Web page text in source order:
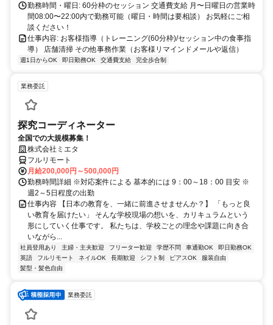
勤務時間・曜日: 60分枠のセッション 交通費支給 月〜日曜日の営業時
間08:00〜22:00内で勤務可能（曜日・時間は要相談） お気軽にご相
談ください！
仕事内容: お客様指導（トレーニング(60分枠)/セッション中の食事指
導） 店舗清掃 その他事務作業（お客様リマインドメールや返信）
週1日からOK 即日勤務OK 交通費支給 完全歩合制
業務委託
探究コーディネーター
全国での大規模募集！
株式会社ミエタ
フルリモート
月給200,000円～500,000円
勤務時間詳細 ※対応案件による 基本的には 9：00～18：00 目安 ※
週2～5日程度の出勤
仕事内容 【日本の教育を、一緒に前進させませんか？】 「もっと良
い教育を届けたい」 そんな学校現場の想いを、カリキュラムという
形にしていく仕事です。 私たちは、学校ごとの理念や課題に向き合
いながら...
社員登用あり 主婦・主夫歓迎 フリーター歓迎 学歴不問 車通勤OK
即日勤務OK
英語
フルリモート ネイルOK 長期歓迎 シフト制 ピアスOK
服装自由
髪型・髪色自由
業務委託